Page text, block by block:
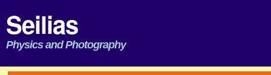
Seilias
Physics and Photography